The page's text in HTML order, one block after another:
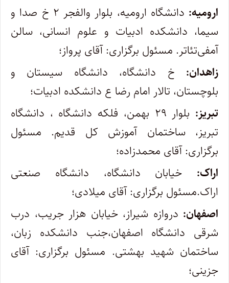
ارومیه:
دانشگاه ارومیه، بلوار والفجر ۲ خ صدا و
سیما، دانشکده ادبیات و علوم انسانی، سالن
آمفی‌تئاتر. مسئول برگزاری: آقای پرواز؛
زاهدان: خ دانشگاه، دانشگاه سیستان و
بلوچستان، تالار امام رضا ع دانشکده ادبیات؛
تبریز:
بلوار ۲۹ بهمن، فلکه دانشگاه ، دانشگاه
تبریز، ساختمان آموزش کل قدیم. مسئول
برگزاری: آقای محمدزاده؛
اراک: خیابان دانشگاه، دانشگاه صنعتی
اراک.مسئول برگزاری: آقای میلادی؛
اصفهان: دروازه شیراز، خیابان هزار جریب، درب
شرقی دانشگاه اصفهان،جنب دانشکده زبان،
ساختمان شهید بهشتی. مسئول برگزاری: آقای
جزینی؛